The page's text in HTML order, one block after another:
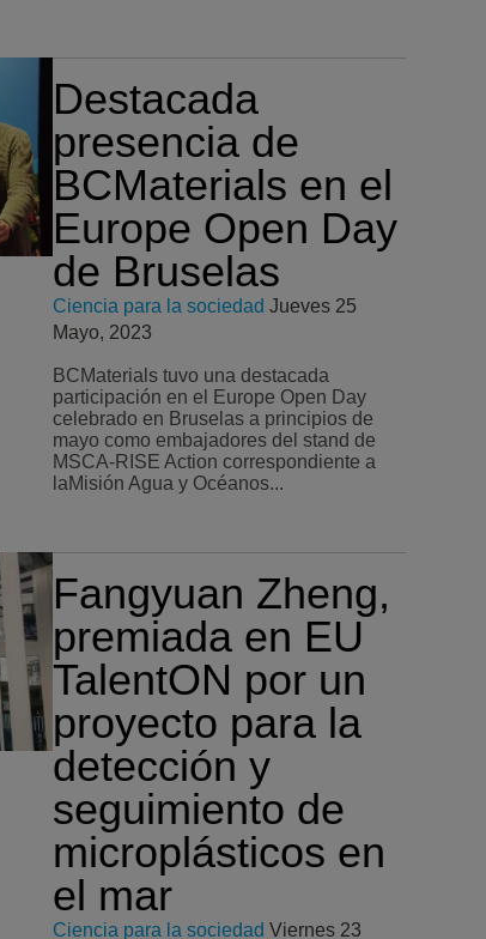
Destacada
presencia de
BCMaterials en el
Europe Open Day
de Bruselas
Ciencia para la sociedad Jueves 25
Mayo, 2023
BCMaterials tuvo una destacada
participación en el Europe Open Day
celebrado en Bruselas a principios de
mayo como embajadores del stand de
MSCA-RISE Action correspondiente a
laMisión Agua y Océanos...
Fangyuan Zheng,
premiada en EU
TalentON por un
proyecto para la
detección y
seguimiento de
microplásticos en
el mar
Ciencia para la sociedad Viernes 23